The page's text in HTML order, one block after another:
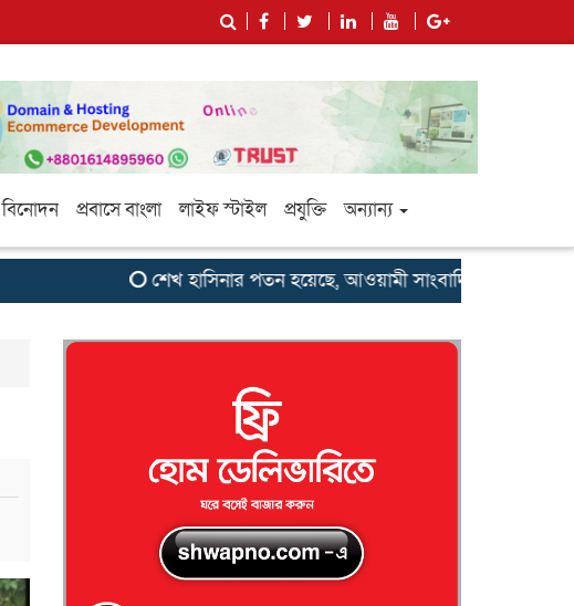
বিনোদন প্রবাসে বাংলা লাইফ স্টাইল প্রযুক্তি অন্যান্য
শেখ হাসিনার পতন হয়েছে, আওয়ামী সাংবাদিক-বুদ্ধিজীবীদের